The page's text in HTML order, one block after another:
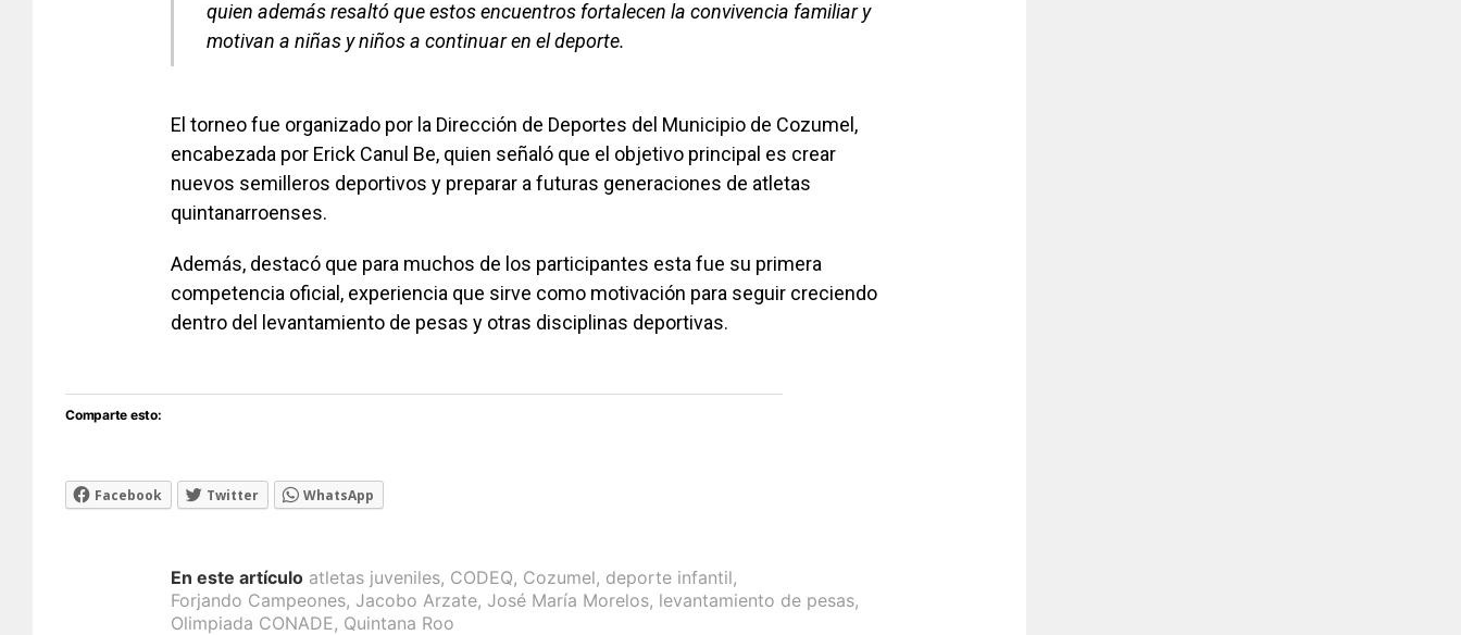
quien además resaltó que estos encuentros fortalecen la convivencia familiar y
motivan a niñas y niños a continuar en el deporte.
El torneo fue organizado por la Dirección de Deportes del Municipio de Cozumel,
encabezada por Erick Canul Be, quien señaló que el objetivo principal es crear
nuevos semilleros deportivos y preparar a futuras generaciones de atletas
quintanarroenses.
Además, destacó que para muchos de los participantes esta fue su primera
competencia oficial, experiencia que sirve como motivación para seguir creciendo
dentro del levantamiento de pesas y otras disciplinas deportivas.
Comparte esto:
Facebook Twitter WhatsApp
En este artículo atletas juveniles, CODEQ, Cozumel, deporte infantil,
Forjando Campeones, Jacobo Arzate, José María Morelos, levantamiento de pesas,
Olimpiada CONADE, Quintana Roo